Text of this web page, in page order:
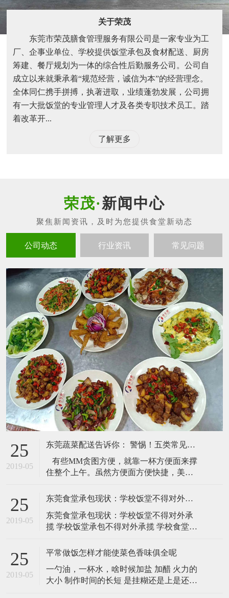
关于荣茂
东莞市荣茂膳食管理服务有限公司是一家专业为工
厂、企事业单位、学校提供饭堂承包及食材配送、厨房
筹建、餐厅规划为一体的综合性后勤服务公司。公司自
成立以来就秉承着“规范经营，诚信为本”的经营理念。
全体同仁携手拼搏，执著进取，业绩蓬勃发展，公司拥
有一大批饭堂的专业管理人才及各类专职技术员工。踏
着改革开...
了解更多
新闻中心
公司动态 行业资讯 常见问题
25
2019-05
东莞蔬菜配送告诉你： 警惕！五类常见早餐最易长赘肉
有些MM贪图方便，就靠一杯方便面来撑
住整个上午。虽然方便面方便快捷，美味
量相当高，而且汤粉多含味精，吃多了有
供维生素和纤维，吃多了更容易导致便
秘。 建议：贪吃方便面的人可以选吃不经
25
2019-05
东莞食堂承包现状：学校饭堂不得对外承揽
东莞食堂承包现状：学校饭堂不得对外承
揽 学校饭堂承包不得对外承揽 学校食堂不
生养分改善方案校园食堂供餐作业三需
堂有必要在处理餐饮效劳答应证后方可为
学生供餐。校园食堂建造与设备设备应当
25
2019-05
平常做饭怎样才能使菜色香味俱全呢
一勺油，一杯水，啥时候加盐 加醋 火力的
大小 制作时间的长短 是挂糊还是上是还混